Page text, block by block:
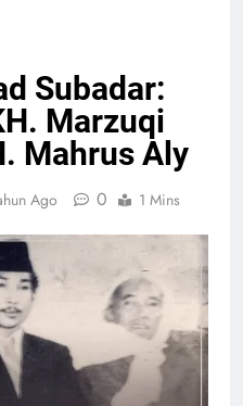
Subadar:
Marzuqi
Mahrus Aly
Ago 0 1 Mins